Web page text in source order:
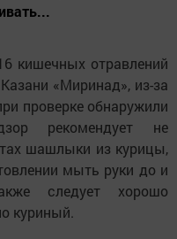
кишечных отравлений
«Миринад», из-за
проверке обнаружили
рекомендует не
шашлыки из курицы,
мыть руки до и
следует хорошо
куриный.